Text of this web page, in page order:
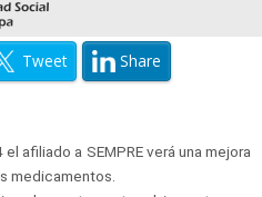
Tweet Share
afiliado a SEMPRE verá una mejora
medicamentos.